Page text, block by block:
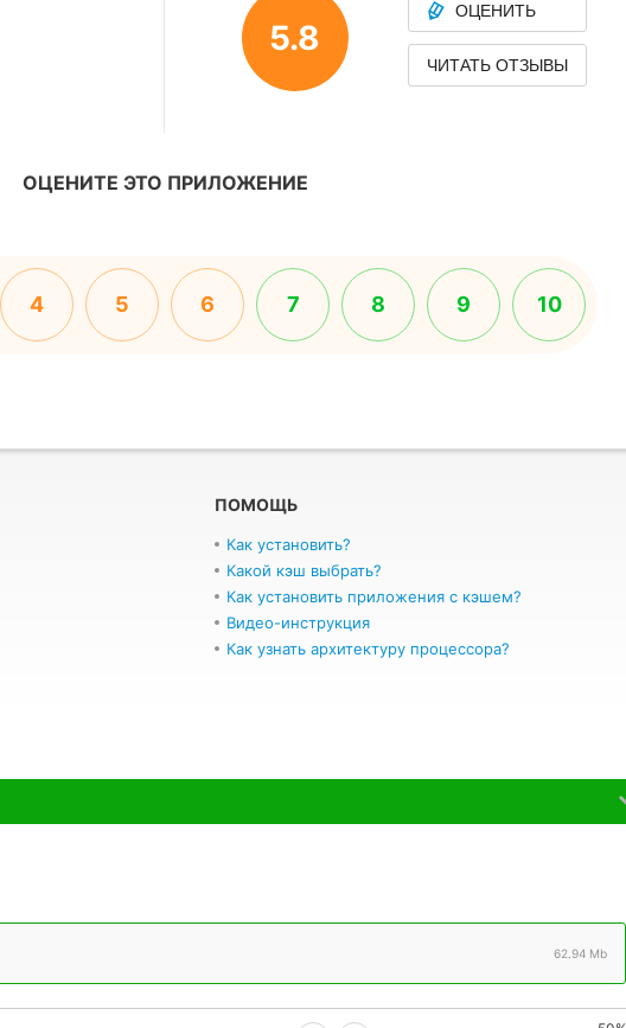
5.8
ОЦЕНИТЬ
ЧИТАТЬ ОТЗЫВЫ
ОЦЕНИТЕ ЭТО ПРИЛОЖЕНИЕ
4 5 6 7 8 9 10
ПОМОЩЬ
Как установить?
Какой кэш выбрать?
Как установить приложения с кэшем?
Видео-инструкция
Как узнать архитектуру процессора?
62.94 Mb